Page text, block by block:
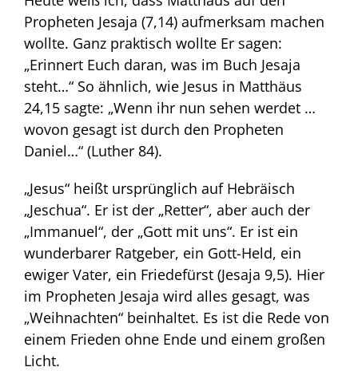
Propheten Jesaja (7,14) aufmerksam machen
wollte. Ganz praktisch wollte Er sagen:
„Erinnert Euch daran, was im Buch Jesaja
steht…“ So ähnlich, wie Jesus in Matthäus
24,15 sagte: „Wenn ihr nun sehen werdet …
wovon gesagt ist durch den Propheten
Daniel…“ (Luther 84).
„Jesus“ heißt ursprünglich auf Hebräisch
„Jeschua“. Er ist der „Retter“, aber auch der
„Immanuel“, der „Gott mit uns“. Er ist ein
wunderbarer Ratgeber, ein Gott-Held, ein
ewiger Vater, ein Friedefürst (Jesaja 9,5). Hier
im Propheten Jesaja wird alles gesagt, was
„Weihnachten“ beinhaltet. Es ist die Rede von
einem Frieden ohne Ende und einem großen
Licht.